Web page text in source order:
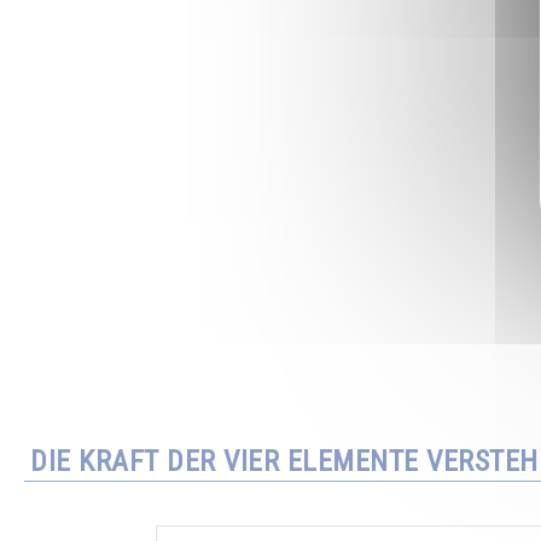
DIE KRAFT DER VIER ELEMENTE